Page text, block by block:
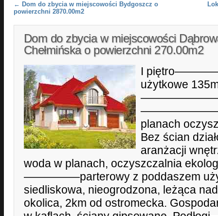
Post navigation
← Dom do zbycia w miejscowości Bydgoszcz o
powierzchni 2870.00m2
Dom do zbycia w miejscowości
Chełmińska o powierzchni 270.00m2
I
użytkowe
planach
Bez ścian
aranżacji
woda w planach, oczyszczalnia
—————parterowy z poddaszem
siedliskowa, nieogrodzona, leżąca
okolica, 2km od ostromecka.